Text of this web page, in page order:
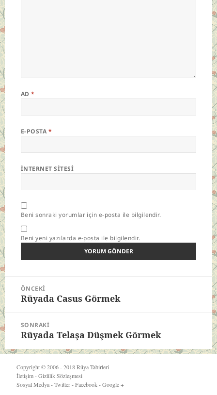
AD*
E-POSTA *
İNTERNET SITESI
Beni sonraki yorumlar için e-posta ile bilgilendir.
Beni yeni yazılarda e-posta ile bilgilendir.
Yazı
gezinmesi
ÖNCEKI
Önceki
Rüyada Casus Görmek
SONRAKI
Sonraki
yazı:
Rüyada Telaşa Düşmek Görmek
Copyright © 2006 - 2018Rüya Tabirleri
İletişim-Gizlilik Sözleşmesi
Sosyal Medya -Twitter-Facebook-Google +